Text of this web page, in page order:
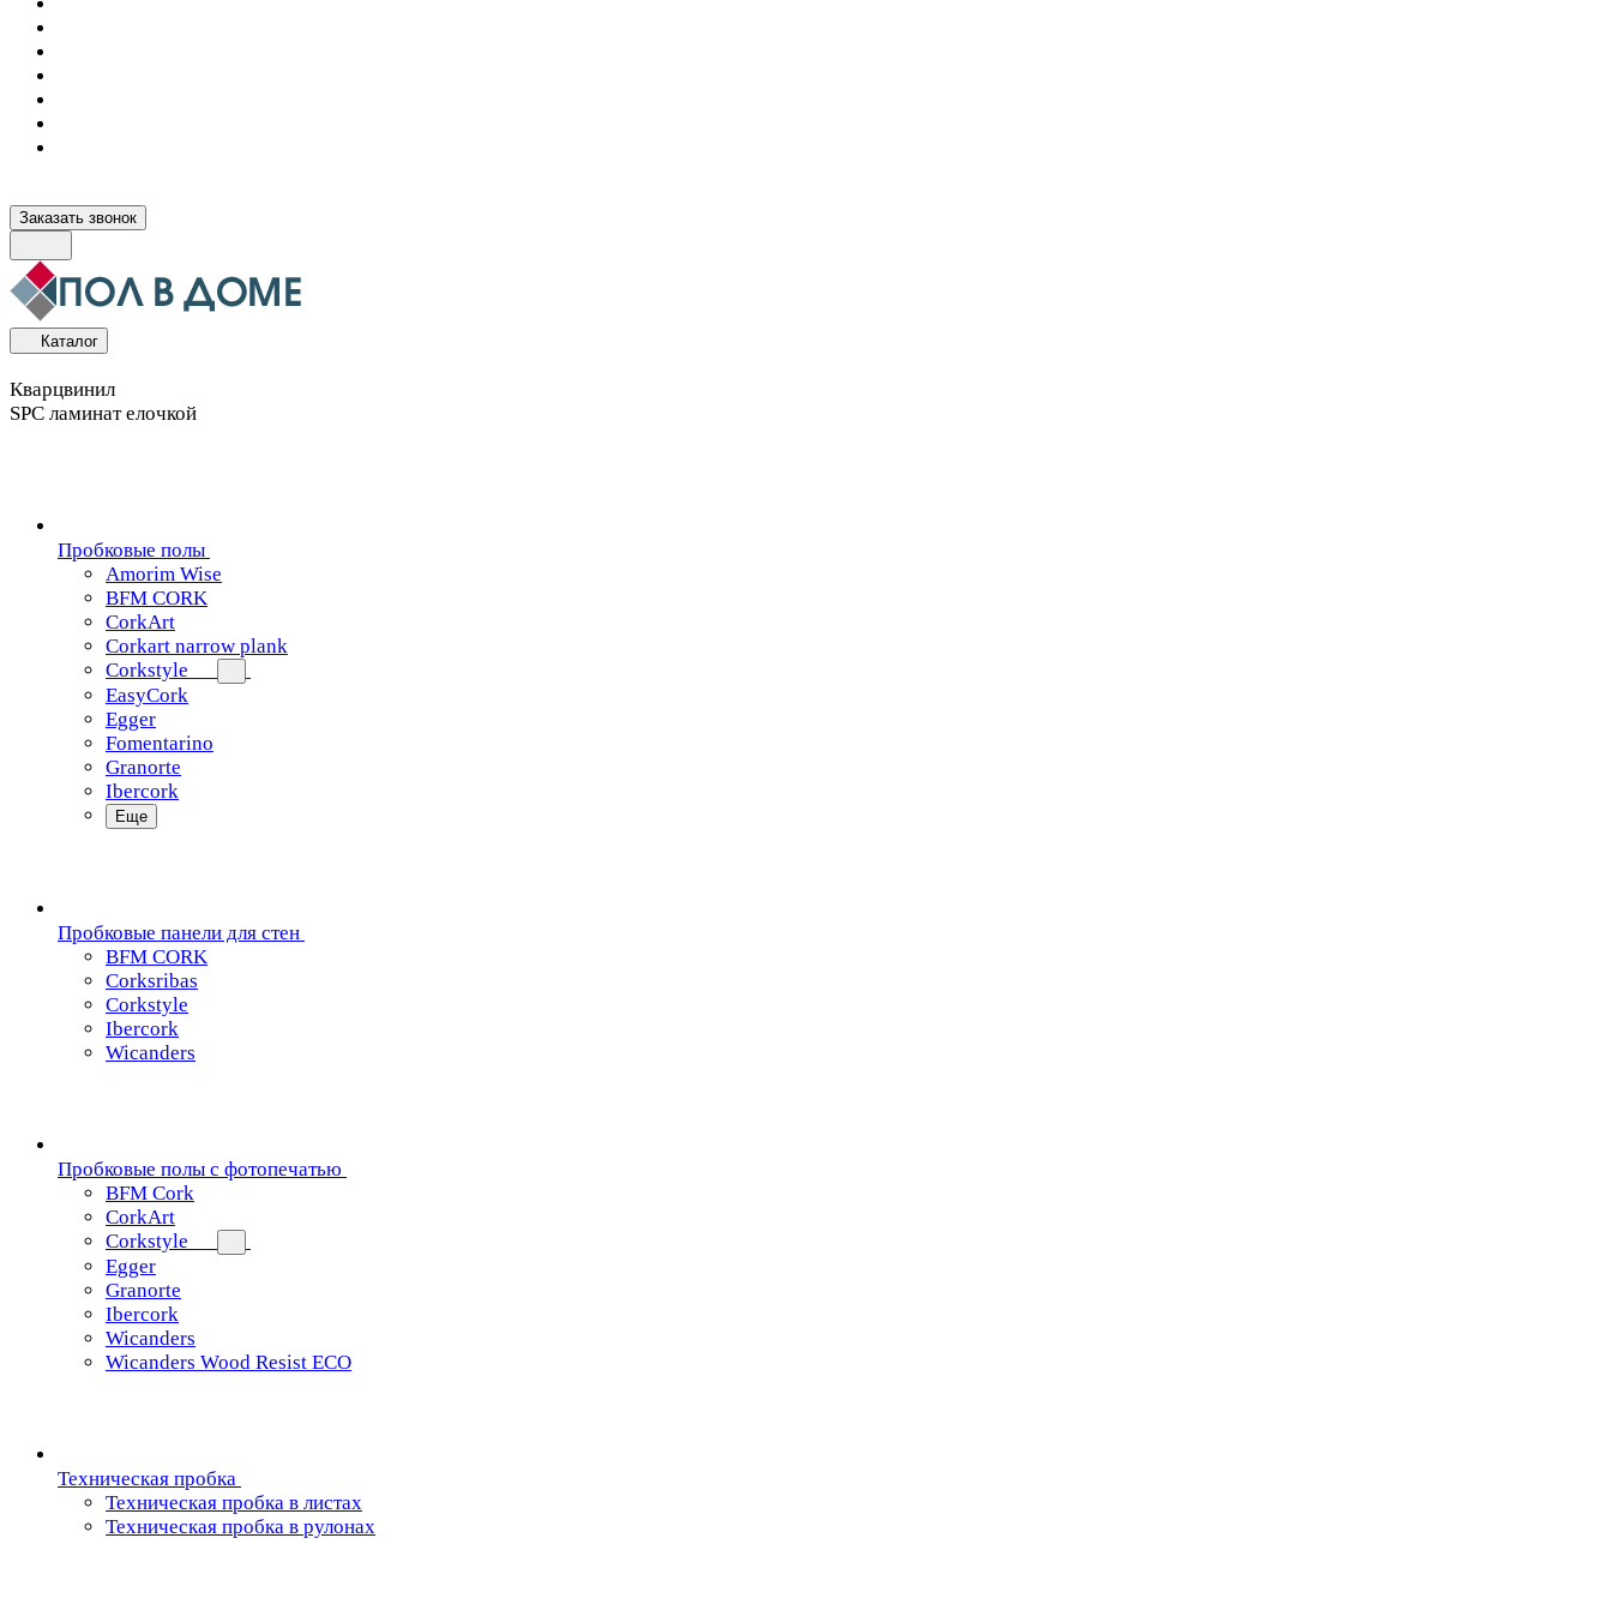
Заказать звонок
Каталог
Кварцвинил
SPC ламинат елочкой
Пробковые полы
Amorim Wise
BFM CORK
CorkArt
Corkart narrow plank
Corkstyle
EasyCork
Egger
Fomentarino
Granorte
Ibercork
Еще
Пробковые панели для стен
BFM CORK
Corksribas
Corkstyle
Ibercork
Wicanders
Пробковые полы с фотопечатью
BFM Cork
CorkArt
Corkstyle
Egger
Granorte
Ibercork
Wicanders
Wicanders Wood Resist ECO
Техническая пробка
Техническая пробка в листах
Техническая пробка в рулонах